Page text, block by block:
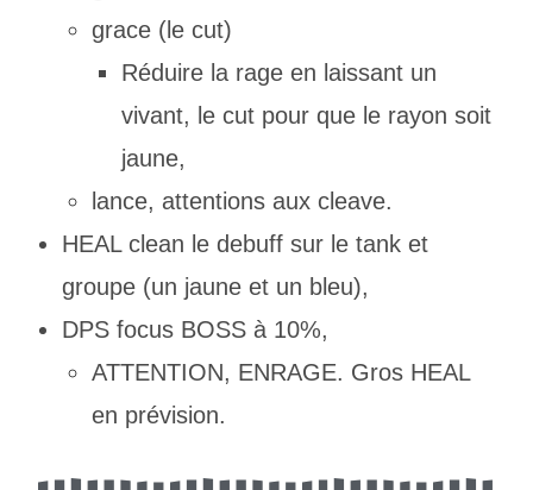
grace (le cut)
Réduire la rage en laissant un
vivant, le cut pour que le rayon soit
jaune,
lance, attentions aux cleave.
HEAL clean le debuff sur le tank et
groupe (un jaune et un bleu),
DPS focus BOSS à 10%,
ATTENTION, ENRAGE. Gros HEAL
en prévision.